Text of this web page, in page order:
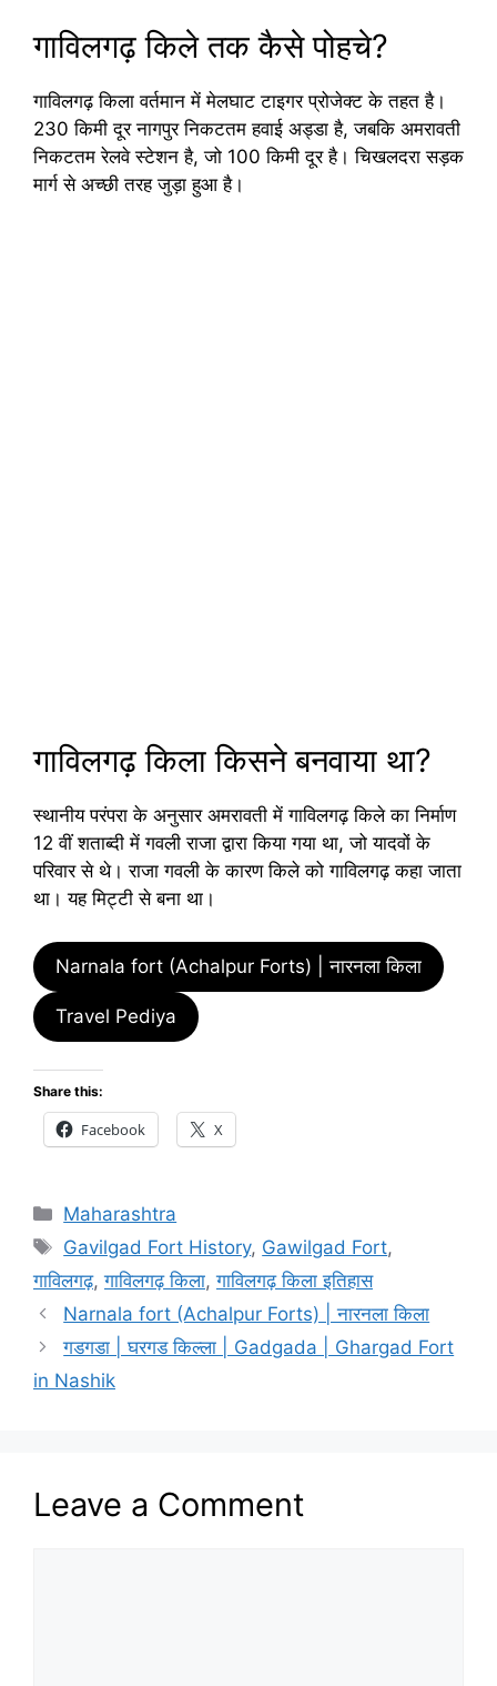
गाविलगढ़ किले तक कैसे पोहचे?
गाविलगढ़ किला वर्तमान में मेलघाट टाइगर प्रोजेक्ट के तहत है।
230 किमी दूर नागपुर निकटतम हवाई अड्डा है, जबकि अमरावती
निकटतम रेलवे स्टेशन है, जो 100 किमी दूर है। चिखलदरा सड़क
मार्ग से अच्छी तरह जुड़ा हुआ है।
गाविलगढ़ किला किसने बनवाया था?
स्थानीय परंपरा के अनुसार अमरावती में गाविलगढ़ किले का निर्माण
12 वीं शताब्दी में गवली राजा द्वारा किया गया था, जो यादवों के
परिवार से थे। राजा गवली के कारण किले को गाविलगढ़ कहा जाता
था। यह मिट्टी से बना था।
Narnala fort (Achalpur Forts) | नारनला किला
Travel Pediya
Share this:
Facebook X
Categories
Maharashtra
Tags
Gavilgad Fort History, Gawilgad Fort,
गाविलगढ़,गाविलगढ़ किला,गाविलगढ़ किला इतिहास
Narnala fort (Achalpur Forts) | नारनला किला
गडगडा | घरगड किल्ला | Gadgada | Ghargad Fort
in Nashik
Leave a Comment